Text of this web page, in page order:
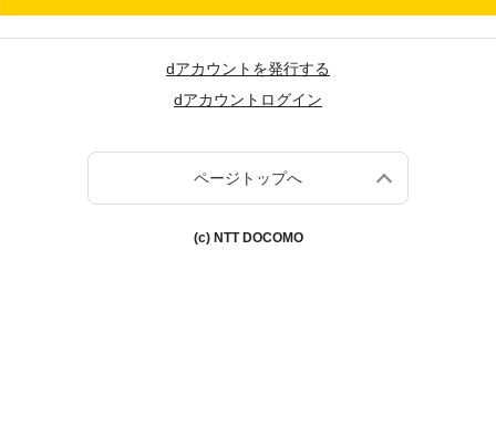
dアカウントを発行する
dアカウントログイン
ページトップへ
(c) NTT DOCOMO